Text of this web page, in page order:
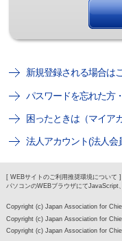
新規登録される場合は
パスワードを忘れた方
困ったときは（マイア
法人アカウント(法人会
[ WEBサイトのご利用推奨環境について ]
パソコンのWEBブラウザにてJavaScript
Copyright (c) Japan Association for
Copyright (c) Japan Association for
Copyright (c) Japan Association for